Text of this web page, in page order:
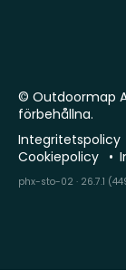
© Outdoormap
förbehållna.
Integritetspolicy
Cookiepolicy
phx-sto-02 · 26.7.1